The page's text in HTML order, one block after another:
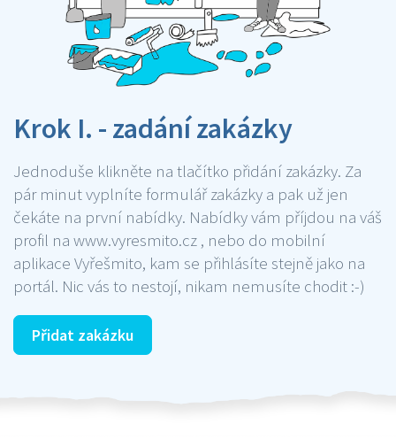
Krok I. - zadání zakázky
Jednoduše klikněte na tlačítko přidání zakázky. Za
pár minut vyplníte formulář zakázky a pak už jen
čekáte na první nabídky. Nabídky vám příjdou na váš
profil na www.vyresmito.cz , nebo do mobilní
aplikace Vyřešmito, kam se přihlásíte stejně jako na
portál. Nic vás to nestojí, nikam nemusíte chodit :-)
Přidat zakázku